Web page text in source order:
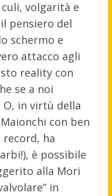
volgarità e
pensiero del
schermo e
attacco agli
reality con
se a noi
O, in virtù della
con ben
record, ha
è possibile
alla Mori
in